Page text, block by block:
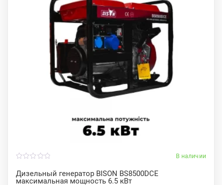
В наличии
Дизельный генератор BISON BS8500DCE
максимальная мощность 6.5 кВт
o
u
t